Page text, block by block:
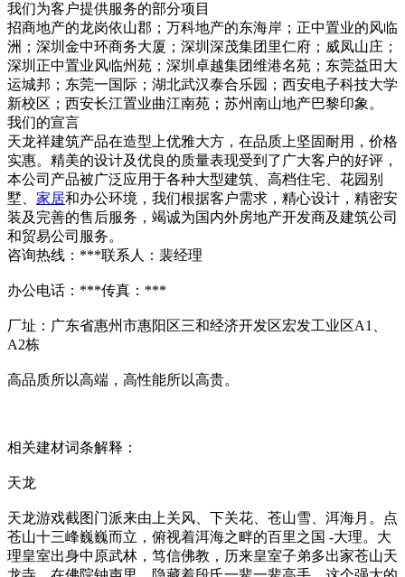
我们为客户提供服务的部分项目
招商地产的龙岗依山郡；万科地产的东海岸；正中置业的风临
洲；深圳金中环商务大厦；深圳深茂集团里仁府；威凤山庄；
深圳正中置业风临州苑；深圳卓越集团维港名苑；东莞益田大
运城邦；东莞一国际；湖北武汉泰合乐园；西安电子科技大学
新校区；西安长江置业曲江南苑；苏州南山地产巴黎印象。
我们的宣言
天龙祥建筑产品在造型上优雅大方，在品质上坚固耐用，价格
实惠。精美的设计及优良的质量表现受到了广大客户的好评，
本公司产品被广泛应用于各种大型建筑、高档住宅、花园别
墅、 家居和办公环境，我们根据客户需求，精心设计，精密安
装及完善的售后服务，竭诚为国内外房地产开发商及建筑公司
和贸易公司服务。
咨询热线：***联系人：裴经理
办公电话：***传真：***
厂址：广东省惠州市惠阳区三和经济开发区宏发工业区A1、
A2栋
高品质所以高端，高性能所以高贵。
相关建材词条解释：
天龙
天龙游戏截图门派来由上关风、下关花、苍山雪、洱海月。点
苍山十三峰巍巍而立，俯视着洱海之畔的百里之国 -大理。大
理皇室出身中原武林，笃信佛教，历来皇室子弟多出家苍山天